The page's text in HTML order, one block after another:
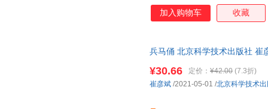
细节：人文/地理/历史/艺术/军
的解读方式：文字生动不晦涩
加入购物车 收藏
兵马俑 北京科学技术出版社 崔
¥30.66 定价： ¥42.00 (7.3折)
崔彦斌 /2021-05-01 /北京科学技术